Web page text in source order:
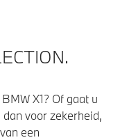
X1? Of gaat u
voor zekerheid,
een